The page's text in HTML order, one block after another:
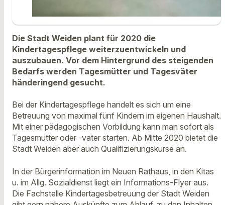
Die Stadt Weiden plant für 2020 die
Kindertagespflege weiterzuentwickeln und
auszubauen. Vor dem Hintergrund des steigenden
Bedarfs werden Tagesmütter und Tagesväter
händeringend gesucht.
Bei der Kindertagespflege handelt es sich um eine
Betreuung von maximal fünf Kindern im eigenen Haushalt.
Mit einer pädagogischen Vorbildung kann man sofort als
Tagesmutter oder -vater starten. Ab Mitte 2020 bietet die
Stadt Weiden aber auch Qualifizierungskurse an.
In der Bürgerinformation im Neuen Rathaus, in den Kitas
u. im Allg. Sozialdienst liegt ein Informations-Flyer aus.
Die Fachstelle Kindertagesbetreuung der Stadt Weiden